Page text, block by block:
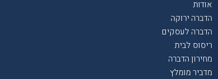
אודות
הדברה ירוקה
הדברה לעסקים
ריסוס לבית
מחירון הדברה
מדביר מומלץ